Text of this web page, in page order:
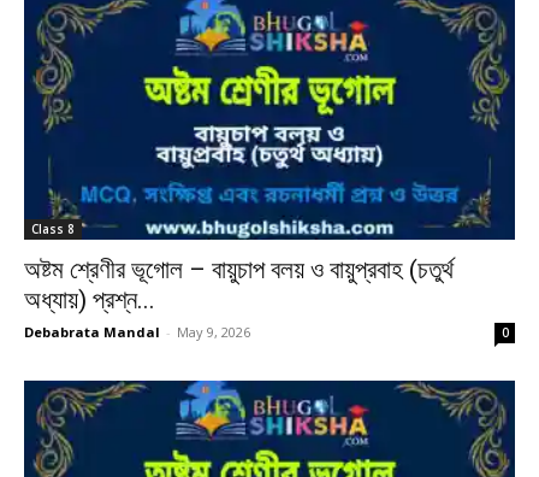
Class 8
অষ্টম শ্রেণীর ভূগোল – বায়ুচাপ বলয় ও বায়ুপ্রবাহ (চতুর্থ
অধ্যায়) প্রশ্ন...
Debabrata Mandal - May 9, 2026 0